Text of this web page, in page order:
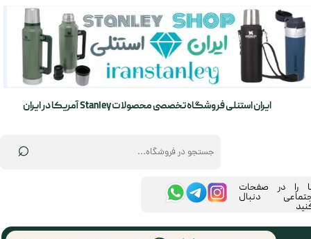
⌕
ایران استنلی فروشگاه تخصصی محصولات Stanley آمریکا در ایران
حساب کاربری من
تغییر گذر واژه
را در صفحات
دنبال